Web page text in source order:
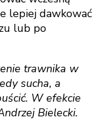
lepiej dawkować
lub po
trawnika w
sucha, a
W efekcie
Bielecki.